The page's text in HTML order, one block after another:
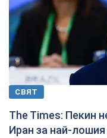
СВЯТ
The Times: Пекин
Иран за най-лошия